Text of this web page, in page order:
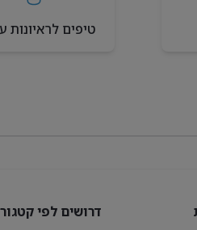
טיפים לראיונות
דרושים לפי